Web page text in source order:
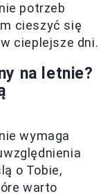
potrzeb
cieszyć się
cieplejsze dni.
na letnie?
wymaga
o Tobie,
warto